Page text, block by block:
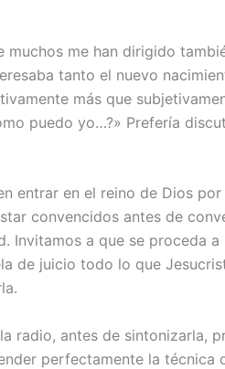
me han dirigido
tanto el nuevo
más que
puedo yo…?» Prefería
entrar en el reino de Dios
convencidos antes de
Invitamos a que se proceda
de juicio todo lo que
radio, antes de sintonizarla,
perfectamente la técnica